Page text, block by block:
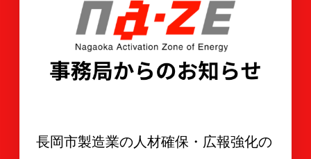
長岡市製造業の人材確保・広報強化の